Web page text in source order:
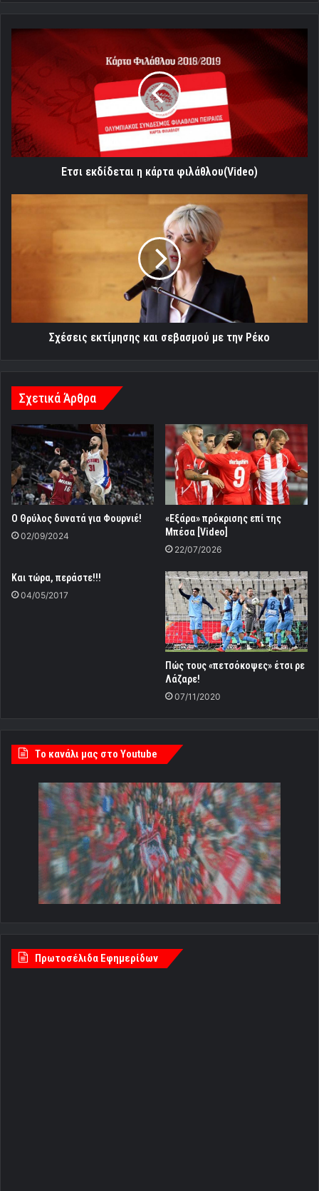
Ετσι
κάρτα
φιλάθλου(Video)
Ετσι εκδίδεται η κάρτα φιλάθλου(Video)
Σχέσεις εκτίμησης και σεβασμού με την Ρέκο
Σχετικά Άρθρα
Ο Θρύλος δυνατά για Φουρνιέ!
02/09/2024
«Εξάρα» πρόκρισης επί της
Μπέσα [Video]
22/07/2026
Και τώρα, περάστε!!!
04/05/2017
Πώς τους «πετσόκοψες» έτσι ρε
Λάζαρε!
07/11/2020
Tο κανάλι μας στο Youtube
Πρωτοσέλιδα Εφημερίδων